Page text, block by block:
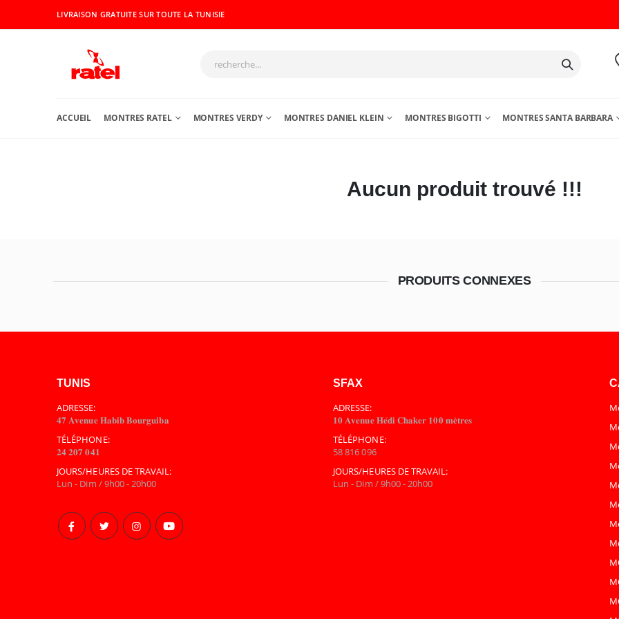
LIVRAISON GRATUITE SUR TOUTE LA TUNISIE
ACCUEIL MONTRES RATEL MONTRES VERDY MONTRES DANIEL KLEIN MONTRES BIGOTTI MONTRES SANTA BARBARA
Aucun produit trouvé !!!
PRODUITS CONNEXES
TUNIS
ADRESSE:
𝟒𝟕 𝐀𝐯𝐞𝐧𝐮𝐞 𝐇𝐚𝐛𝐢𝐛 𝐁𝐨𝐮𝐫𝐠𝐮𝐢𝐛𝐚
TÉLÉPHONE:
𝟐𝟒 𝟐𝟎𝟕 𝟎𝟒𝟏
JOURS/HEURES DE TRAVAIL:
Lun - Dim / 9h00 - 20h00
SFAX
ADRESSE:
𝟏𝟎 𝐀𝐯𝐞𝐧𝐮𝐞 𝐇𝐞́𝐝𝐢 𝐂𝐡𝐚𝐤𝐞𝐫 𝟏𝟎𝟎 𝐦𝐞̀𝐭𝐫𝐞𝐬
TÉLÉPHONE:
58 816 096
JOURS/HEURES DE TRAVAIL:
Lun - Dim / 9h00 - 20h00